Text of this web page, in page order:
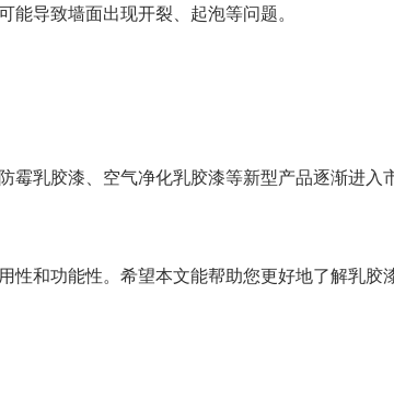
导致墙面出现开裂、起泡等问题。
乳胶漆、空气净化乳胶漆等新型产品逐渐进入
和功能性。希望本文能帮助您更好地了解乳胶